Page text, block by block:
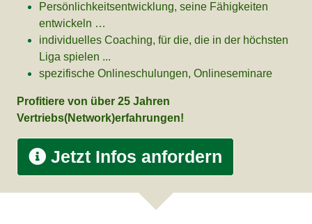
Persönlichkeitsentwicklung, seine Fähigkeiten
entwickeln …
individuelles Coaching, für die, die in der höchsten
Liga spielen ...
spezifische Onlineschulungen, Onlineseminare
Profitiere von über 25 Jahren
Vertriebs(Network)erfahrungen!
Jetzt Infos anfordern